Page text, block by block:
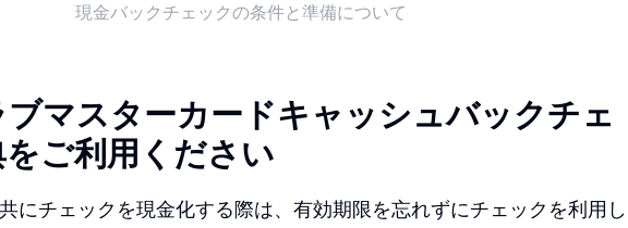
現金バックチェックの条件と準備について
マスターカードキャッシュバックチェ
ご利用ください
にチェックを現金化する際は、有効期限を忘れずにチェックを利用し